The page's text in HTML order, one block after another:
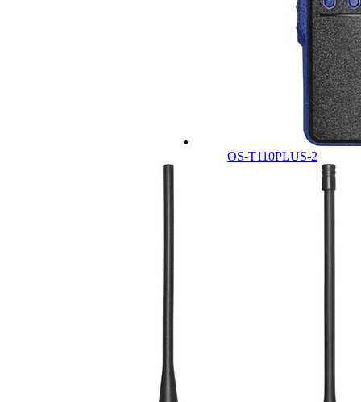
OS-T110PLUS-2